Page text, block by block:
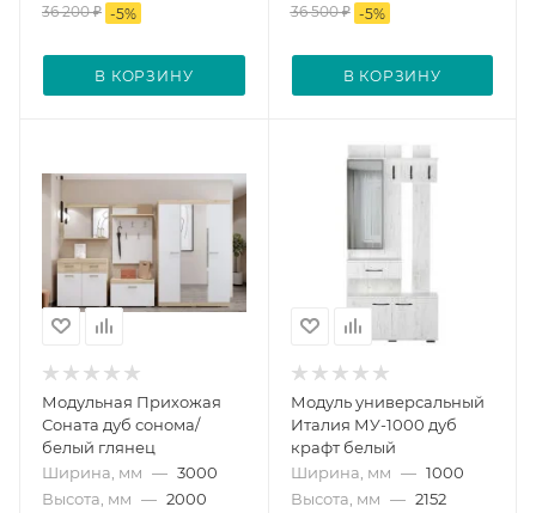
36 200₽ -5%
В КОРЗИНУ
36 500₽ -5%
В КОРЗИНУ
Модульная Прихожая
Соната дуб сонома/
белый глянец
Ширина, мм — 3000
Высота, мм — 2000
Модуль универсальный
Италия МУ-1000 дуб
крафт белый
Ширина, мм — 1000
Высота, мм — 2152